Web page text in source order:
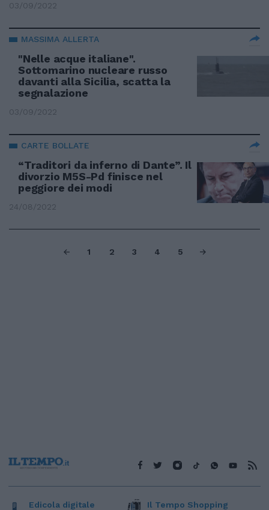
03/09/2022
MASSIMA ALLERTA
"Nelle acque italiane".
Sottomarino nucleare russo
davanti alla Sicilia, scatta la
segnalazione
03/09/2022
CARTE BOLLATE
“Traditori da inferno di Dante”. Il
divorzio M5S-Pd finisce nel
peggiore dei modi
24/08/2022
1 2 3 4 5
Edicola digitale Il Tempo Shopping